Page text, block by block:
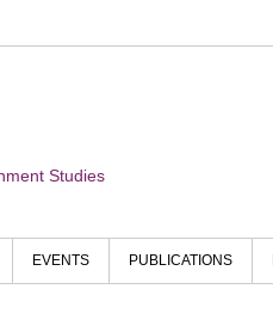
Studies
EVENTS PUBLICATIONS